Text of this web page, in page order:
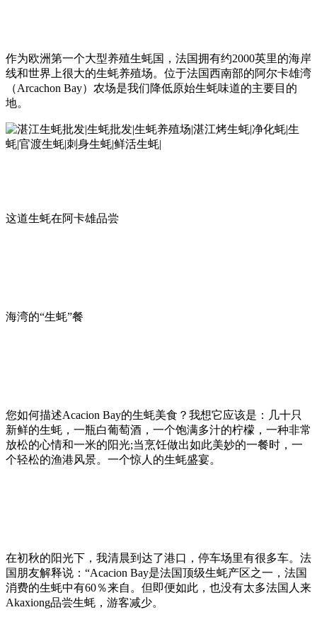
作为欧洲第一个大型养殖生蚝国，法国拥有约2000英里的海岸
线和世界上很大的生蚝养殖场。位于法国西南部的阿尔卡雄湾
（Arcachon Bay）农场是我们降低原始生蚝味道的主要目的
地。
这道生蚝在阿卡雄品尝
海湾的“生蚝”餐
您如何描述Acacion Bay的生蚝美食？我想它应该是：几十只
新鲜的生蚝，一瓶白葡萄酒，一个饱满多汁的柠檬，一种非常
放松的心情和一米的阳光;当烹饪做出如此美妙的一餐时，一
个轻松的渔港风景。一个惊人的生蚝盛宴。
在初秋的阳光下，我清晨到达了港口，停车场里有很多车。法
国朋友解释说：“Acacion Bay是法国顶级生蚝产区之一，法国
消费的生蚝中有60％来自。但即便如此，也没有太多法国人来
Akaxiong品尝生蚝，游客减少。